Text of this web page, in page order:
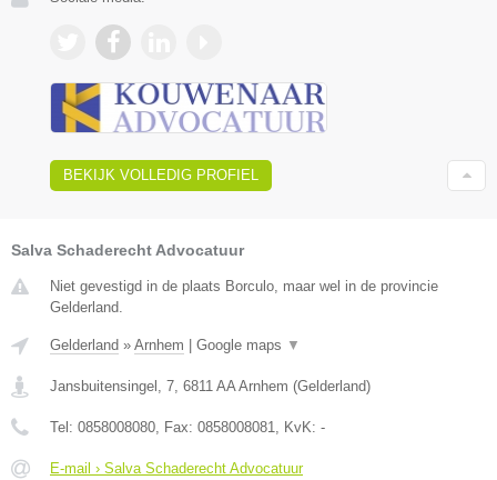
BEKIJK VOLLEDIG PROFIEL
Salva Schaderecht Advocatuur
Niet gevestigd in de plaats Borculo, maar wel in de provincie
Gelderland.
Gelderland » Arnhem Google maps ▼
Jansbuitensingel, 7, 6811 AA Arnhem (Gelderland)
Tel: 0858008080, Fax: 0858008081, KvK: -
E-mail › Salva Schaderecht Advocatuur